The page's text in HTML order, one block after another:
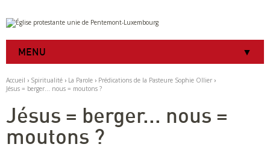
Aller
au
contenu.
à
navigation
Outils
personnels
MENU
Accueil › Spiritualité › La Parole › Prédications de la Pasteure Sophie Ollier ›
Jésus = berger... nous = moutons ?
Jésus = berger... nous =
moutons ?